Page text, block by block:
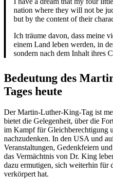
nation where they will not be
but by the content of their
Ich träume davon, dass meine
einem Land leben werden, in
sondern nach dem Inhalt ihres
Bedeutung des
Tages heute
Der Martin-Luther-King-Tag ist
bietet die Gelegenheit, über die
im Kampf für Gleichberechtigung
nachzudenken. In den USA und
Veranstaltungen, Gedenkfeiern
das Vermächtnis von Dr. King
dazu ermutigen, sich weiterhin für
verkörpert hat.